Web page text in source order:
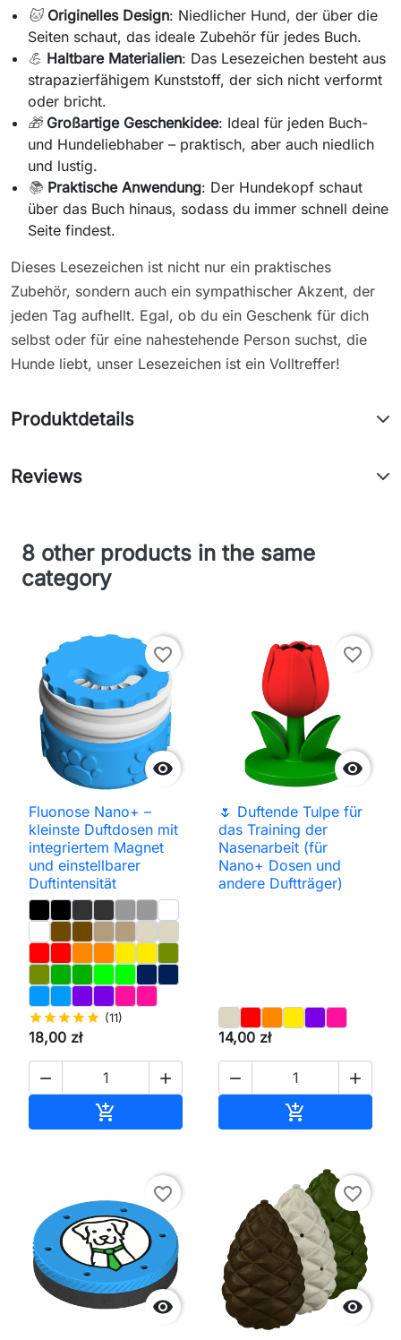
🐱 Originelles Design: Niedlicher Hund, der über die
Seiten schaut, das ideale Zubehör für jedes Buch.
💪 Haltbare Materialien: Das Lesezeichen besteht aus
strapazierfähigem Kunststoff, der sich nicht verformt
oder bricht.
🎁 Großartige Geschenkidee: Ideal für jeden Buch-
und Hundeliebhaber – praktisch, aber auch niedlich
und lustig.
📚 Praktische Anwendung: Der Hundekopf schaut
über das Buch hinaus, sodass du immer schnell deine
Seite findest.
Dieses Lesezeichen ist nicht nur ein praktisches
Zubehör, sondern auch ein sympathischer Akzent, der
jeden Tag aufhellt. Egal, ob du ein Geschenk für dich
selbst oder für eine nahestehende Person suchst, die
Hunde liebt, unser Lesezeichen ist ein Volltreffer!
Produktdetails
Reviews
8 other products in the same
category

favorite_border
Fluonose Nano+ –
kleinste Duftdosen mit
integriertem Magnet
und einstellbarer
Duftintensität
starstarstarstarstar (11)
18,00 zł
 


favorite_border
🌷 Duftende Tulpe für
das Training der
Nasenarbeit (für
Nano+ Dosen und
andere Duftträger)
14,00 zł
 


favorite_border

favorite_border